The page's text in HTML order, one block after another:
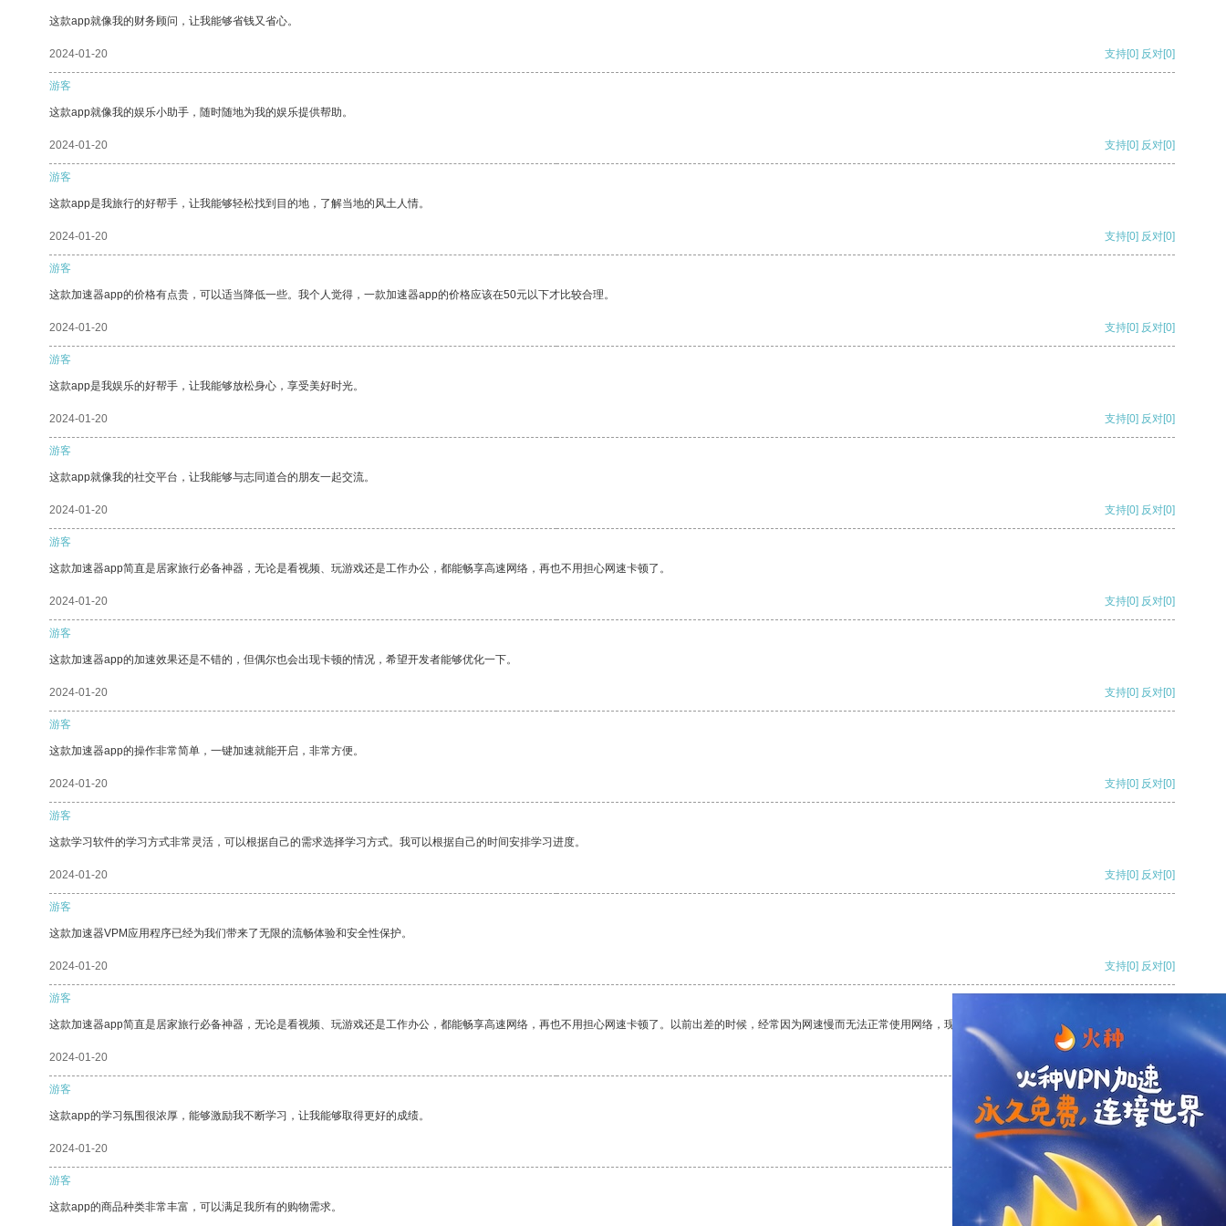
这款app就像我的财务顾问，让我能够省钱又省心。
2024-01-20 支持[0] 反对[0]
游客
这款app就像我的娱乐小助手，随时随地为我的娱乐提供帮助。
2024-01-20 支持[0] 反对[0]
游客
这款app是我旅行的好帮手，让我能够轻松找到目的地，了解当地的风土人情。
2024-01-20 支持[0] 反对[0]
游客
这款加速器app的价格有点贵，可以适当降低一些。我个人觉得，一款加速器app的价格应该在50元以下才比较合理。
2024-01-20 支持[0] 反对[0]
游客
这款app是我娱乐的好帮手，让我能够放松身心，享受美好时光。
2024-01-20 支持[0] 反对[0]
游客
这款app就像我的社交平台，让我能够与志同道合的朋友一起交流。
2024-01-20 支持[0] 反对[0]
游客
这款加速器app简直是居家旅行必备神器，无论是看视频、玩游戏还是工作办公，都能畅享高速网络，再也不用担心网速卡顿了。
2024-01-20 支持[0] 反对[0]
游客
这款加速器app的加速效果还是不错的，但偶尔也会出现卡顿的情况，希望开发者能够优化一下。
2024-01-20 支持[0] 反对[0]
游客
这款加速器app的操作非常简单，一键加速就能开启，非常方便。
2024-01-20 支持[0] 反对[0]
游客
这款学习软件的学习方式非常灵活，可以根据自己的需求选择学习方式。我可以根据自己的时间安排学习进度。
2024-01-20 支持[0] 反对[0]
游客
这款加速器VPM应用程序已经为我们带来了无限的流畅体验和安全性保护。
2024-01-20 支持[0] 反对[0]
游客
这款加速器app简直是居家旅行必备神器，无论是看视频、玩游戏还是工作办公，都能畅享高速网络，再也不用担心网速卡顿了。以前出差的时候，经常因为网速慢而无法正常使用网络，现在有了这个app，我再也不用担心了。
2024-01-20
游客
这款app的学习氛围很浓厚，能够激励我不断学习，让我能够取得更好的成绩。
2024-01-20 反对
游客
这款app的商品种类非常丰富，可以满足我所有的购物需求。